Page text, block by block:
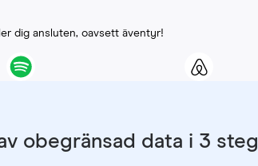
dig ansluten, oavsett äventyr!
obegränsad data i 3 steg